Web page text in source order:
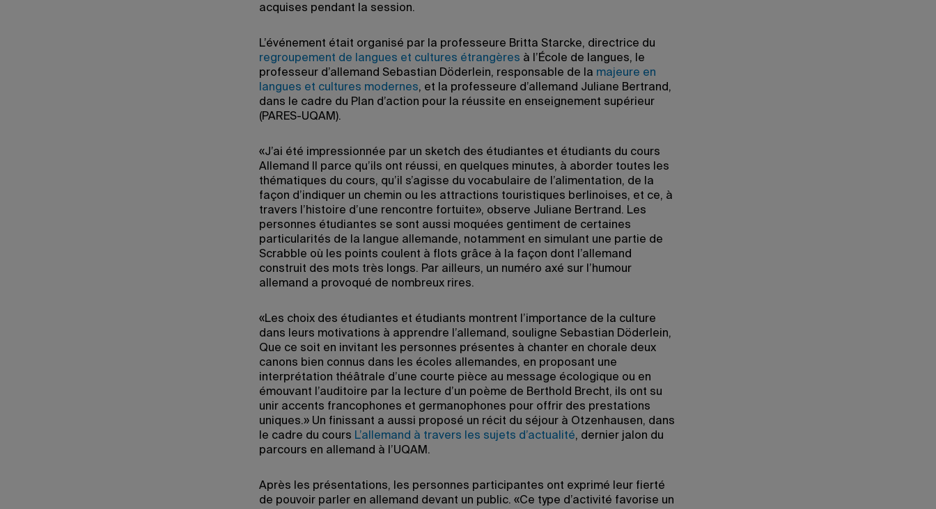
acquises pendant la session.
L’événement était organisé par la professeure Britta Starcke, directrice du
regroupement de langues et cultures étrangères à l’École de langues, le
professeur d’allemand Sebastian Döderlein, responsable de la majeure en
langues et cultures modernes, et la professeure d’allemand Juliane Bertrand,
dans le cadre du Plan d’action pour la réussite en enseignement supérieur
(PARES-UQAM).
«J’ai été impressionnée par un sketch des étudiantes et étudiants du cours
Allemand II parce qu’ils ont réussi, en quelques minutes, à aborder toutes les
thématiques du cours, qu’il s’agisse du vocabulaire de l’alimentation, de la
façon d’indiquer un chemin ou les attractions touristiques berlinoises, et ce, à
travers l’histoire d’une rencontre fortuite», observe Juliane Bertrand. Les
personnes étudiantes se sont aussi moquées gentiment de certaines
particularités de la langue allemande, notamment en simulant une partie de
Scrabble où les points coulent à flots grâce à la façon dont l’allemand
construit des mots très longs. Par ailleurs, un numéro axé sur l’humour
allemand a provoqué de nombreux rires.
«Les choix des étudiantes et étudiants montrent l’importance de la culture
dans leurs motivations à apprendre l’allemand, souligne Sebastian Döderlein,
Que ce soit en invitant les personnes présentes à chanter en chorale deux
canons bien connus dans les écoles allemandes, en proposant une
interprétation théâtrale d’une courte pièce au message écologique ou en
émouvant l’auditoire par la lecture d’un poème de Berthold Brecht, ils ont su
unir accents francophones et germanophones pour offrir des prestations
uniques.» Un finissant a aussi proposé un récit du séjour à Otzenhausen, dans
le cadre du cours L’allemand à travers les sujets d’actualité, dernier jalon du
parcours en allemand à l’UQAM.
Après les présentations, les personnes participantes ont exprimé leur fierté
de pouvoir parler en allemand devant un public. «Ce type d’activité favorise un